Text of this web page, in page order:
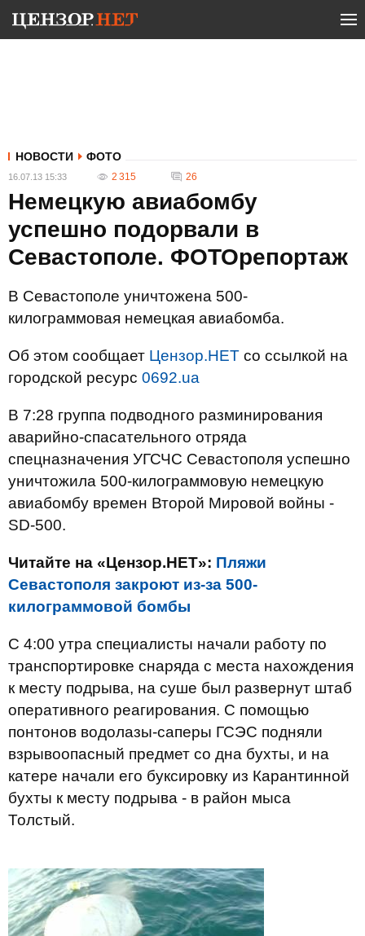
НОВОСТИ ФОТО
16.07.13 15:33 2 315 26
Немецкую авиабомбу
успешно подорвали в
Севастополе. ФОТОрепортаж
В Севастополе уничтожена 500-
килограммовая немецкая авиабомба.
Об этом сообщает Цензор.НЕТ со ссылкой на
городской ресурс 0692.ua
В 7:28 группа подводного разминирования
аварийно-спасательного отряда
спецназначения УГСЧС Севастополя успешно
уничтожила 500-килограммовую немецкую
авиабомбу времен Второй Мировой войны -
SD-500.
Читайте на «Цензор.НЕТ»: Пляжи
Севастополя закроют из-за 500-
килограммовой бомбы
С 4:00 утра специалисты начали работу по
транспортировке снаряда с места нахождения
к месту подрыва, на суше был развернут штаб
оперативного реагирования. С помощью
понтонов водолазы-саперы ГСЭС подняли
взрывоопасный предмет со дна бухты, и на
катере начали его буксировку из Карантинной
бухты к месту подрыва - в район мыса
Толстый.